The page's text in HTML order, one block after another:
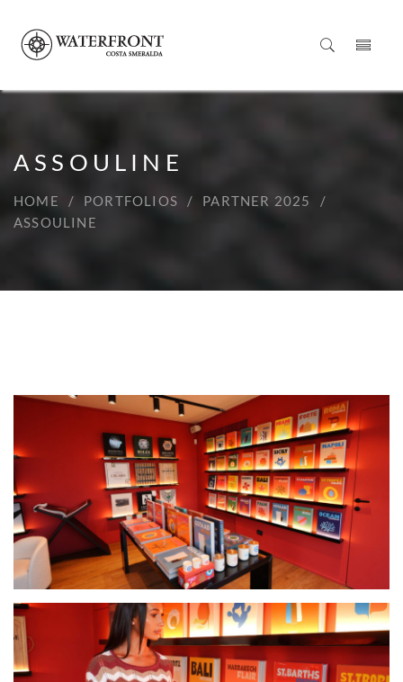
ASSOULINE
HOME PORTFOLIOS
PARTNER 2025
ASSOULINE